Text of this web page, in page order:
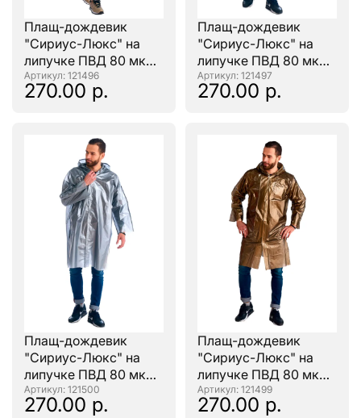
Плащ-дождевик
"Сириус-Люкс" на
липучке ПВД 80 мкр.
зеленый, пропаянные
швы
: 121496
270.00 р.
Плащ-дождевик
"Сириус-Люкс" на
липучке ПВД 80 мкр.
желтый, пропаянные
швы
: 121497
270.00 р.
Плащ-дождевик
"Сириус-Люкс" на
липучке ПВД 80 мкр.
серебро, пропаянные
швы
: 121500
270.00 р.
Плащ-дождевик
"Сириус-Люкс" на
липучке ПВД 80 мкр.
золото, пропаянные
швы
: 121499
270.00 р.